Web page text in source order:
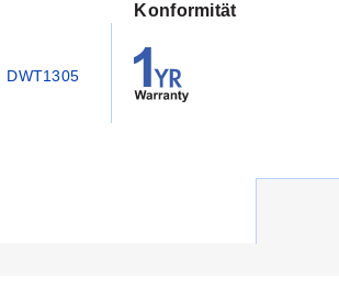
Maschinenöl
DWT1305
Konformität